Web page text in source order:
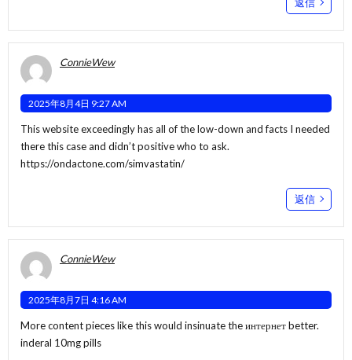
ConnieWew
2025年8月4日 9:27 AM
This website exceedingly has all of the low-down and facts I needed
there this case and didn’t positive who to ask.
https://ondactone.com/simvastatin/
返信
ConnieWew
2025年8月7日 4:16 AM
More content pieces like this would insinuate the интернет better.
inderal 10mg pills